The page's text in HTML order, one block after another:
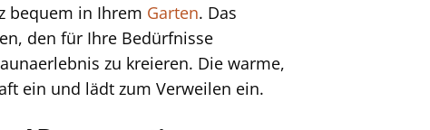
bequem in Ihrem Garten. Das
den für Ihre Bedürfnisse
zu kreieren. Die warme,
ein und lädt zum Verweilen ein.